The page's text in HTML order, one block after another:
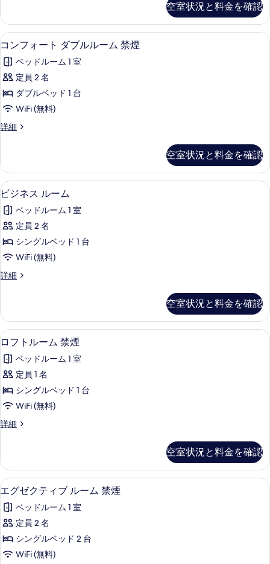
る
置]
の
す
べ
て
の
写
真
示
す
る
詳
細
テ
レ
ビ
設
置]
の
す
べ
の
写
真
を
表
示
す
る
テ
ビ
設
置]
の
詳
細
喫
煙
可
[24.5
平
米,
50
イ
テ
レ
ビ
設
置]
の
す
べ
の
写
真
を
表
示
す
る
ル
ー
ム
煙
可
平
米,
イ
レ
ビ
設
置]
の
詳
細
空室状況と料金を確認
コ
ン
フ
ォ
ー
ダ
ル
ル
ー
ム
禁
煙
の
す
の
写
真
を
表
示
る
デスク、遮光カーテン、WiFi (無料)
6
コンフォート ダブルルーム 禁煙
ベッドルーム 1 室
定員 2 名
ダブルベッド 1 台
WiFi (無料)
詳細
コ
ー
ト
ダ
ル
ル
ム
禁
の
空室状況と料金を確認
ビ
ジ
ネ
ス
ル
ム
す
べ
て
の
写
真
を
表
る
ビジネス ルーム | デスク、遮光カー
5
ビジネス ルーム
ベッドルーム 1 室
定員 2 名
シングルベッド 1 台
WiFi (無料)
詳細
ビ
ル
ー
ム
詳
細
空室状況と料金を確認
ロ
フ
ト
ル
ー
禁
の
す
べ
て
の
写
真
ロフトルーム 禁煙 | デスク、遮光カ
5
ロフトルーム 禁煙
ベッドルーム 1 室
定員 1 名
シングルベッド 1 台
WiFi (無料)
詳細
ロ
ー
ム
禁
の
詳
空室状況と料金を確認
エ
グ
ゼ
ク
テ
デスク、遮光カーテン、WiFi (無料)
9
エグゼクティブ ルーム 禁煙
ベッドルーム 1 室
定員 2 名
シングルベッド 2 台
WiFi (無料)